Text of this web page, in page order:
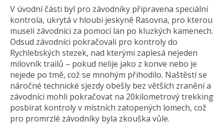
V úvodní části byl pro závodníky připravena speciální
kontrola, ukrytá v hloubi jeskyně Rasovna, pro kterou
museli závodníci za pomocí lan po kluzkých kamenech.
Odsud závodníci pokračovali pro kontroly do
Rychlebských stezek, nad kterými zaplesá nejeden
milovník trailů – pokud nelije jako z konve nebo je
nejede po tmě, což se mnohým přihodilo. Naštěstí se
náročné technické sjezdy obešly bez větších zranění a
závodníci mohli pokračovat na 20kilometrový trekking
posbírat kontroly v místních zatopených lomech, což
pro promrzlé závodníky byla zkouška vůle.